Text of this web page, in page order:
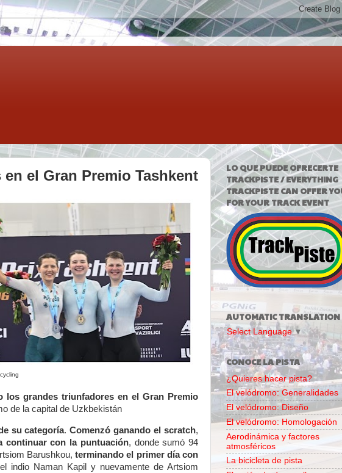
el Gran Premio Tashkent
los grandes triunfadores en el Gran Premio
de la capital de Uzkbekistán
su categoría.Comenzó ganando el scratch,
continuar con la puntuación, donde sumó 94
Barushkou,terminando el primer día con
indio Naman Kapil y nuevamente de Artsiom
LO QUE PUEDE OFRECERTE
TRACKPISTE / EVERYTHING
TRACKPISTE CAN OFFER
FOR YOUR TRACK EVENT
AUTOMATIC TRANSLATION
Select Language ▼
CONOCE LA PISTA
¿Quieres hacer pista?
El velódromo: Generalidades
El velódromo: Diseño
El velódromo: Homologación
Aerodinámica y factores
atmosféricos
La bicicleta de pista